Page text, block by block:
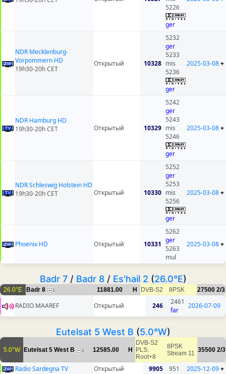
5226
ger
NDR Mecklenburg-
Vorpommern HD
19h30-20h CET
Открытый 10328
5232
ger
5233
mis
5236
ger
2025-03-08+
NDR Hamburg HD
19h30-20h CET
Открытый 10329
5242
ger
5243
mis
5246
ger
2025-03-08+
NDR Schleswig Holstein HD
19h30-20h CET
Открытый 10330
5252
ger
5253
mis
5256
ger
2025-03-08+
Phoenix HD Открытый 10331
5262
ger
5263
mul
2025-03-08+
Badr 7/ Badr 8/ Es'hail 2 (26.0°E)
26.0°E Badr 8 1 11881.00 H DVB-S2 8PSK 27500 2/3
RADIO MAAREF Открытый 246
2461
far
2026-07-09
Eutelsat 5 West B (5.0°W)
5.0°W Eutelsat 5 West B 1 12585.00 H
DVB-S2
PLS:
Root+8
8PSK
Stream 11 35500 2/3
Radio Sardegna TV Открытый 9905 951 2025-12-09+